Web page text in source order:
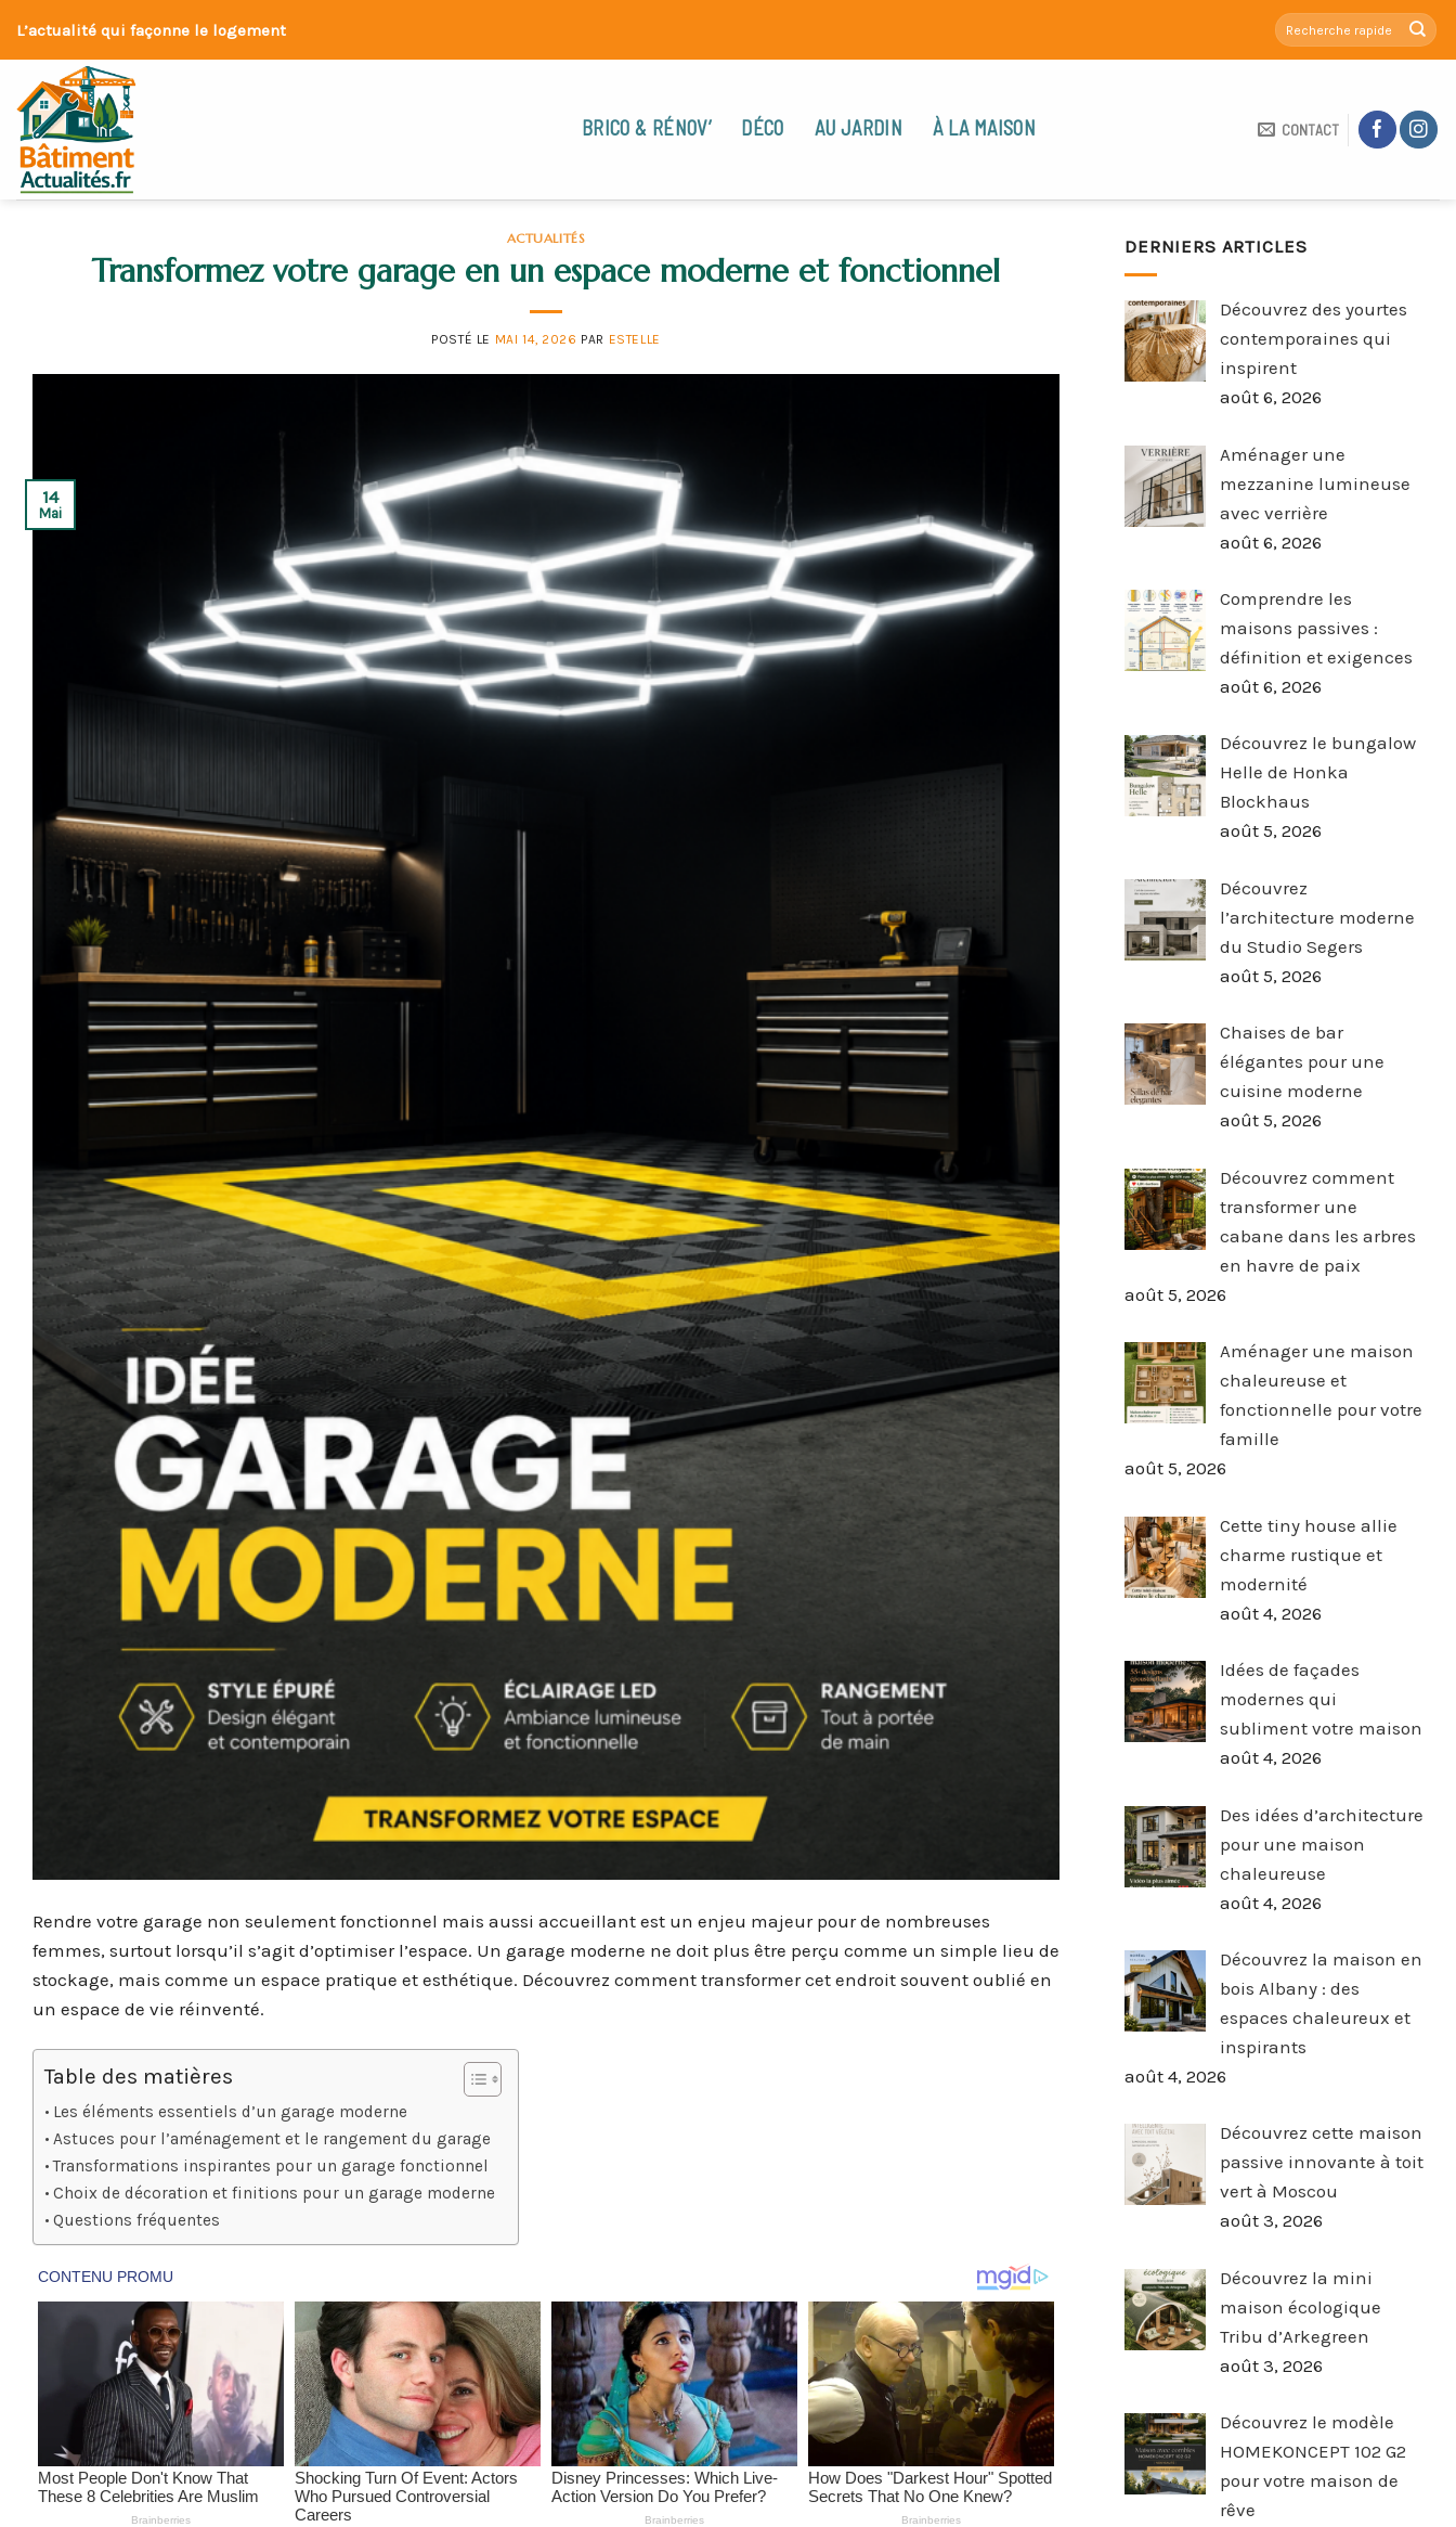
content
L’actualité qui façonne le logement
BRICO & RÉNOV’ DÉCO AU JARDIN À LA MAISON CONTACT
ACTUALITÉS
Transformez votre garage en un espace moderne et fonctionnel
POSTÉ LE MAI 14, 2026 PAR ESTELLE
14
Mai
Rendre votre garage non seulement fonctionnel mais aussi accueillant est un enjeu majeur pour de nombreuses
femmes, surtout lorsqu’il s’agit d’optimiser l’espace. Un garage moderne ne doit plus être perçu comme un simple lieu de
stockage, mais comme un espace pratique et esthétique. Découvrez comment transformer cet endroit souvent oublié en
un espace de vie réinventé.
Table des matières
Les éléments essentiels d’un garage moderne
Astuces pour l’aménagement et le rangement du garage
Transformations inspirantes pour un garage fonctionnel
Choix de décoration et finitions pour un garage moderne
Questions fréquentes
DERNIERS ARTICLES
Découvrez des yourtes
contemporaines qui
inspirent
août 6, 2026
Aménager une
mezzanine lumineuse
avec verrière
août 6, 2026
Comprendre les
maisons passives :
définition et exigences
août 6, 2026
Découvrez le bungalow
Helle de Honka
Blockhaus
août 5, 2026
Découvrez
l’architecture moderne
du Studio Segers
août 5, 2026
Chaises de bar
élégantes pour une
cuisine moderne
août 5, 2026
Découvrez comment
transformer une
cabane dans les arbres
en havre de paix
août 5, 2026
Aménager une maison
chaleureuse et
fonctionnelle pour votre
famille
août 5, 2026
Cette tiny house allie
charme rustique et
modernité
août 4, 2026
Idées de façades
modernes qui
subliment votre maison
août 4, 2026
Des idées d’architecture
pour une maison
chaleureuse
août 4, 2026
Découvrez la maison en
bois Albany : des
espaces chaleureux et
inspirants
août 4, 2026
Découvrez cette maison
passive innovante à toit
vert à Moscou
août 3, 2026
Découvrez la mini
maison écologique
Tribu d’Arkegreen
août 3, 2026
Découvrez le modèle
HOMEKONCEPT 102 G2
pour votre maison de
rêve